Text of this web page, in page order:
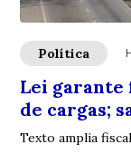
Política
Lei
de cargas;
Texto amplia